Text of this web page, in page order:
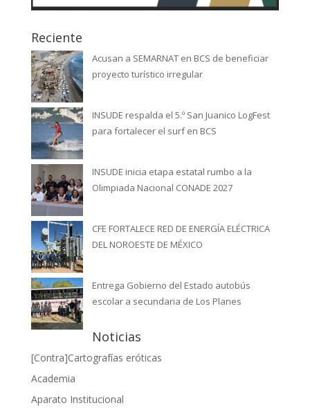
Reciente
Acusan a SEMARNAT en BCS de beneficiar
proyecto turístico irregular
INSUDE respalda el 5.º San Juanico LogFest
para fortalecer el surf en BCS
INSUDE inicia etapa estatal rumbo a la
Olimpiada Nacional CONADE 2027
CFE FORTALECE RED DE ENERGÍA ELÉCTRICA
DEL NOROESTE DE MÉXICO
Entrega Gobierno del Estado autobús
escolar a secundaria de Los Planes
Noticias
[Contra]Cartografías eróticas
Academia
Aparato Institucional